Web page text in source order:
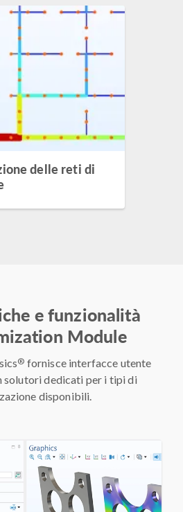
delle reti di
e funzionalità
Module
® fornisce interfacce utente
solutori dedicati per i tipi di
disponibili.